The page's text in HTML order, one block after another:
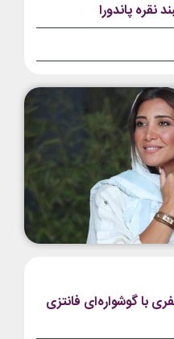
با گوشواره‌ای فانتزی